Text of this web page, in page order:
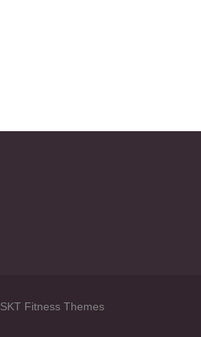
SKT Fitness Themes